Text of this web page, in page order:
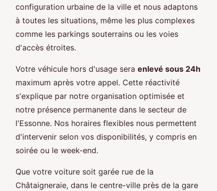
configuration urbaine de la ville et nous adaptons
à toutes les situations, même les plus complexes
comme les parkings souterrains ou les voies
d'accès étroites.
Votre véhicule hors d'usage sera enlevé sous 24h
maximum après votre appel. Cette réactivité
s'explique par notre organisation optimisée et
notre présence permanente dans le secteur de
l'Essonne. Nos horaires flexibles nous permettent
d'intervenir selon vos disponibilités, y compris en
soirée ou le week-end.
Que votre voiture soit garée rue de la
Châtaigneraie, dans le centre-ville près de la gare